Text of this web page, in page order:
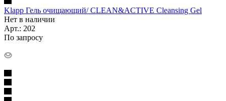
Klapp Гель очищающий/ CLEAN&ACTIVE Cleansing Gel
Нет в наличии
Арт.: 202
По запросу